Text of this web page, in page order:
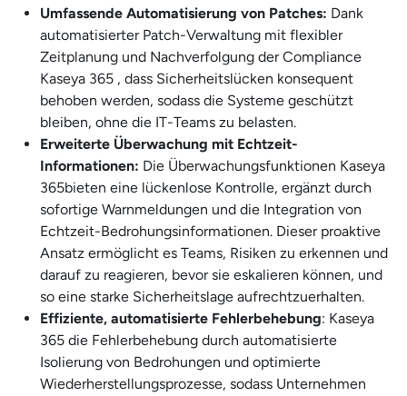
Umfassende Automatisierung von Patches: Dank
automatisierter Patch-Verwaltung mit flexibler
Zeitplanung und Nachverfolgung der Compliance
Kaseya 365 , dass Sicherheitslücken konsequent
behoben werden, sodass die Systeme geschützt
bleiben, ohne die IT-Teams zu belasten.
Erweiterte Überwachung mit Echtzeit-
Informationen: Die Überwachungsfunktionen Kaseya
365bieten eine lückenlose Kontrolle, ergänzt durch
sofortige Warnmeldungen und die Integration von
Echtzeit-Bedrohungsinformationen. Dieser proaktive
Ansatz ermöglicht es Teams, Risiken zu erkennen und
darauf zu reagieren, bevor sie eskalieren können, und
so eine starke Sicherheitslage aufrechtzuerhalten.
Effiziente, automatisierte Fehlerbehebung: Kaseya
365 die Fehlerbehebung durch automatisierte
Isolierung von Bedrohungen und optimierte
Wiederherstellungsprozesse, sodass Unternehmen